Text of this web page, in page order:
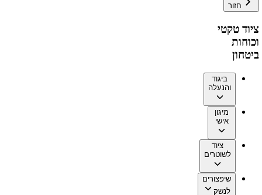
חזור
ציוד טקטי
וכוחות
ביטחון
ביגוד
והנעלה
מיגון
אישי
ציוד
לשוטרים
שיפצורים
לנשק